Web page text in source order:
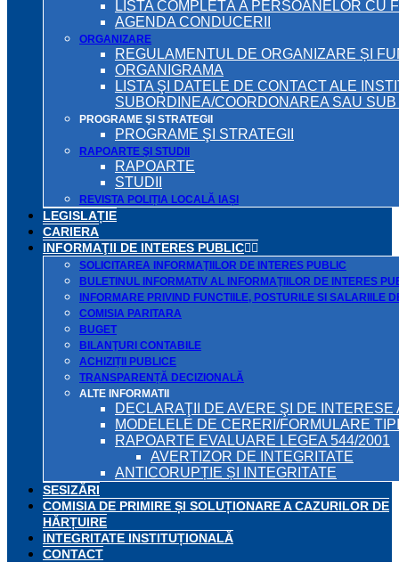
LISTA COMPLETĂ A PERSOANELOR CU
AGENDA CONDUCERII
ORGANIZARE
REGULAMENTUL DE ORGANIZARE ȘI
ORGANIGRAMA
LISTA ŞI DATELE DE CONTACT ALE
SUBORDINEA/COORDONAREA SAU
PROGRAME ŞI STRATEGII
PROGRAME ŞI STRATEGII
RAPOARTE ŞI STUDII
RAPOARTE
STUDII
REVISTA POLIȚIA LOCALĂ IAȘI
LEGISLAȚIE
CARIERA
INFORMAŢII DE INTERES PUBLIC
SOLICITAREA INFORMAŢIILOR DE INTERES PUBLIC
BULETINUL INFORMATIV AL INFORMAŢIILOR DE INTERES
INFORMARE PRIVIND FUNCTIILE, POSTURILE SI SALARIILE
COMISIA PARITARA
BUGET
BILANŢURI CONTABILE
ACHIZIȚII PUBLICE
TRANSPARENȚĂ DECIZIONALĂ
ALTE INFORMATII
DECLARAŢII DE AVERE ŞI DE
MODELELE DE CERERI/FORMULARE
RAPOARTE EVALUARE LEGEA 544/2001
AVERTIZOR DE INTEGRITATE
ANTICORUPȚIE ȘI INTEGRITATE
SESIZĂRI
COMISIA DE PRIMIRE ȘI SOLUȚIONARE A CAZURILOR DE
HĂRȚUIRE
INTEGRITATE INSTITUȚIONALĂ
CONTACT